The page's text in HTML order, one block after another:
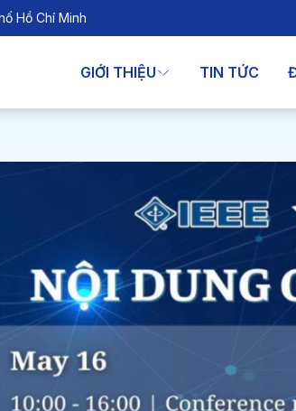
Hồ Chí Minh
GIỚI THIỆU TIN TỨC